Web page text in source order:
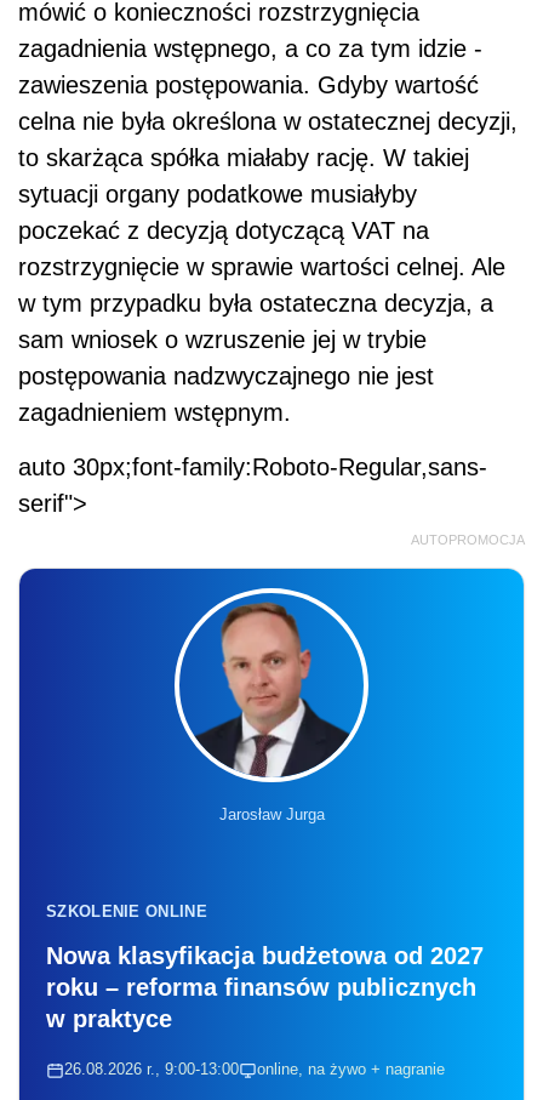
mówić o konieczności rozstrzygnięcia
zagadnienia wstępnego, a co za tym idzie -
zawieszenia postępowania. Gdyby wartość
celna nie była określona w ostatecznej decyzji,
to skarżąca spółka miałaby rację. W takiej
sytuacji organy podatkowe musiałyby
poczekać z decyzją dotyczącą VAT na
rozstrzygnięcie w sprawie wartości celnej. Ale
w tym przypadku była ostateczna decyzja, a
sam wniosek o wzruszenie jej w trybie
postępowania nadzwyczajnego nie jest
zagadnieniem wstępnym.
auto 30px;font-family:Roboto-Regular,sans-
serif">
AUTOPROMOCJA
Jarosław Jurga
SZKOLENIE ONLINE
Nowa klasyfikacja budżetowa od 2027
roku – reforma finansów publicznych
w praktyce
26.08.2026 r., 9:00-13:00 online, na żywo + nagranie